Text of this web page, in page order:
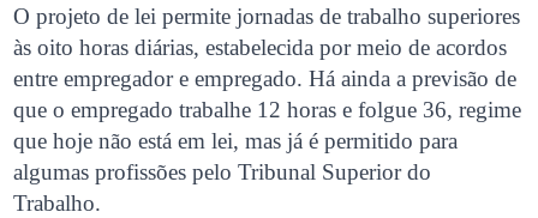
O projeto de lei permite jornadas de trabalho superiores
às oito horas diárias, estabelecida por meio de acordos
entre empregador e empregado. Há ainda a previsão de
que o empregado trabalhe 12 horas e folgue 36, regime
que hoje não está em lei, mas já é permitido para
algumas profissões pelo Tribunal Superior do
Trabalho.